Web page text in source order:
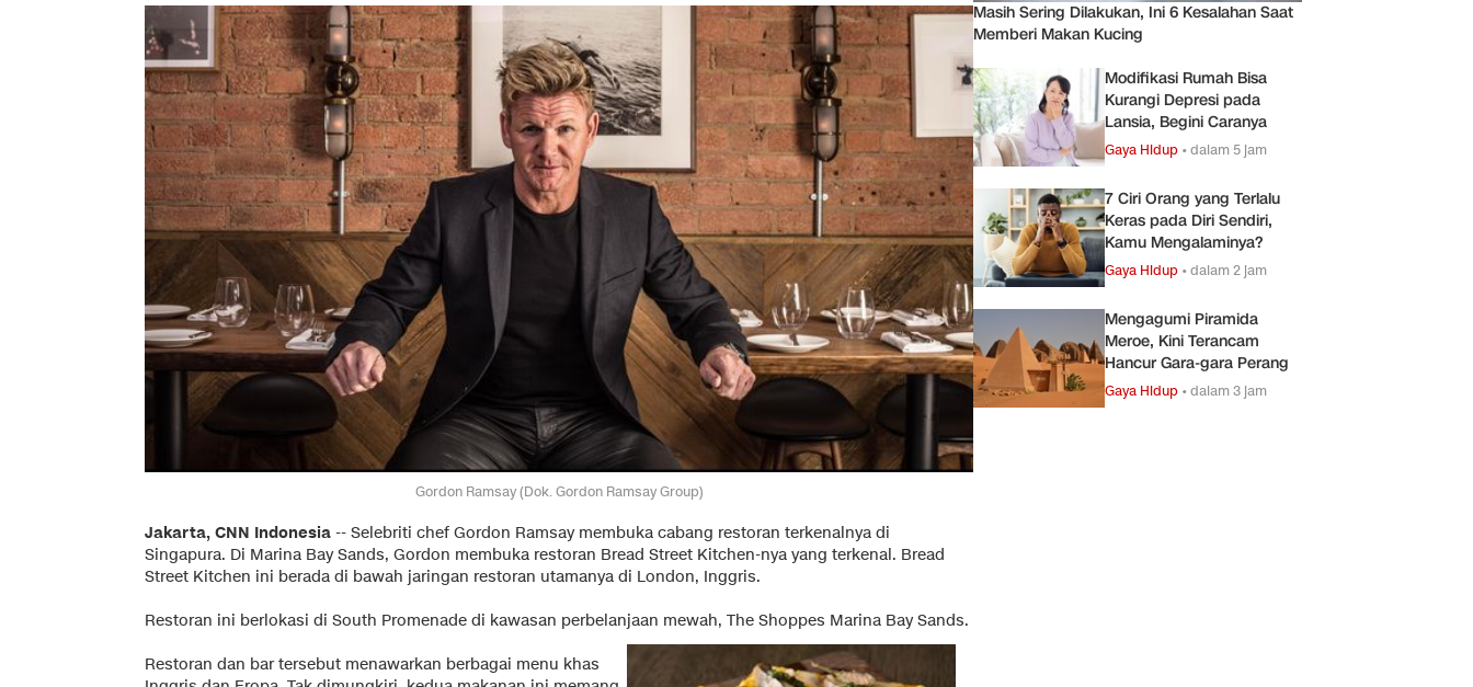
Gordon Ramsay (Dok. Gordon Ramsay Group)
Jakarta, CNN Indonesia -- Selebriti chef Gordon Ramsay membuka cabang restoran terkenalnya di
Singapura. Di Marina Bay Sands, Gordon membuka restoran Bread Street Kitchen-nya yang terkenal. Bread
Street Kitchen ini berada di bawah jaringan restoran utamanya di London, Inggris.
Restoran ini berlokasi di South Promenade di kawasan perbelanjaan mewah, The Shoppes Marina Bay Sands.
Restoran dan bar tersebut menawarkan berbagai menu khas
Masih Sering Dilakukan, Ini 6 Kesalahan Saat
Memberi Makan Kucing
Modifikasi Rumah Bisa
Kurangi Depresi pada
Lansia, Begini Caranya
Gaya Hidup •dalam 5 jam
7 Ciri Orang yang Terlalu
Keras pada Diri Sendiri,
Kamu Mengalaminya?
Gaya Hidup •dalam 2 jam
Mengagumi Piramida
Meroe, Kini Terancam
Hancur Gara-gara Perang
Gaya Hidup •dalam 3 jam